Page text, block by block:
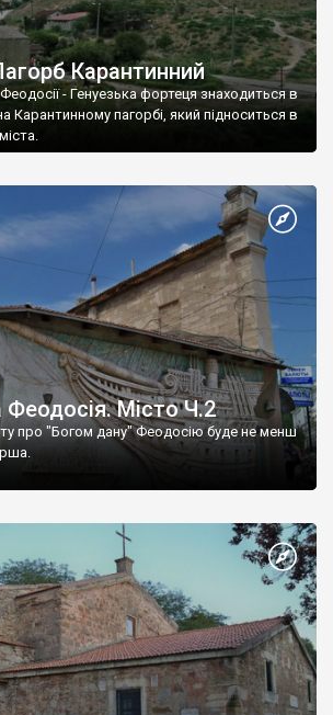
Карантинний
- Генуезька фортеця знаходиться в
Карантинному пагорбі, який підноситься в
Місто Ч.2
про "Богом дану" Феодосію буде не менш